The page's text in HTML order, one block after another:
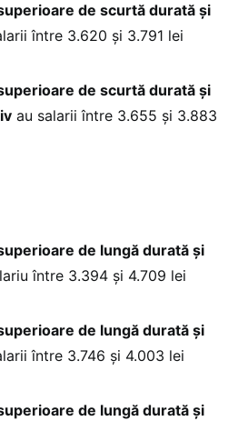
de scurtă durată și
între 3.620 și 3.791 lei
de scurtă durată și
au salarii între 3.655 și 3.883
de lungă durată și
între 3.394 și 4.709 lei
de lungă durată și
între 3.746 și 4.003 lei
de lungă durată și